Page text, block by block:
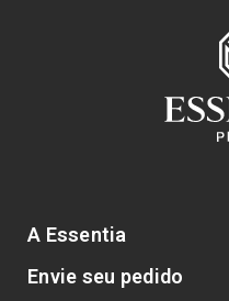
A Essentia
Envie seu pedido